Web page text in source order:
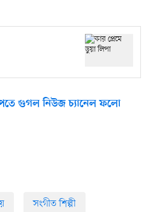
গুগল নিউজ চ্যানেল ফলো
সংগীত শিল্পী